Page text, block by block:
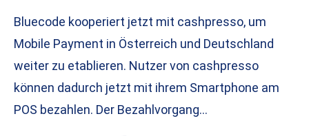
Bluecode kooperiert jetzt mit cashpresso, um
Mobile Payment in Österreich und Deutschland
weiter zu etablieren. Nutzer von cashpresso
können dadurch jetzt mit ihrem Smartphone am
POS bezahlen. Der Bezahlvorgang…